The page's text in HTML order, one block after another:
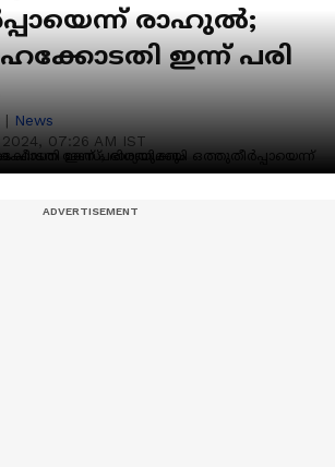
രാഹുൽ;
ഇന്ന് പരി​
| News
07:26 AM IST